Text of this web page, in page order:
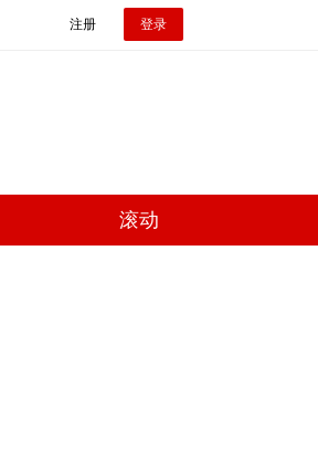
注册 登录
滚动